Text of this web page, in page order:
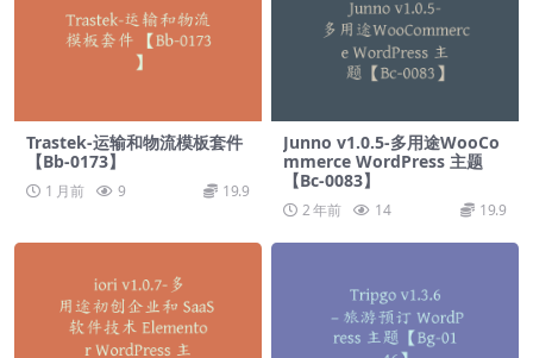
Trastek-运输和物流模板套件
【Bb-0173】
1 月前 9 19.9
Junno v1.0.5-多用途WooCo
mmerce WordPress 主题
【Bc-0083】
2 年前 14 19.9